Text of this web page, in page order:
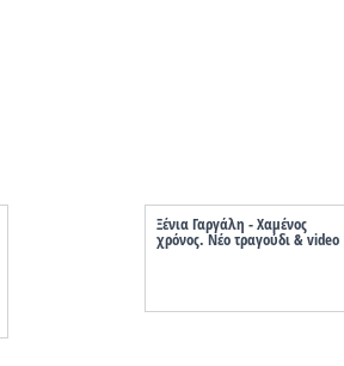
Ξένια Γαργάλη - Χαμένος
χρόνος. Νέο τραγούδι & video